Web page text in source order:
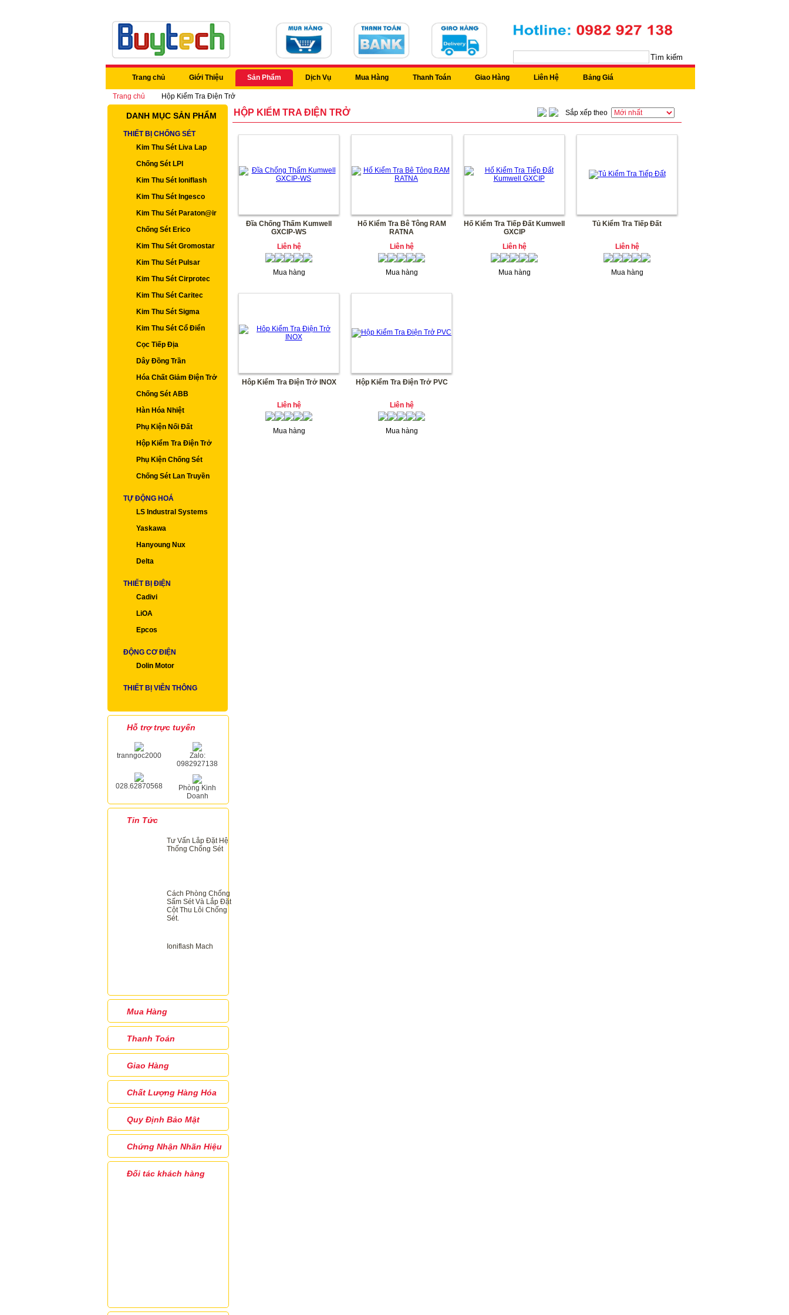
Tìm kiếm
Trang chủ Giới Thiệu Sản Phẩm Dịch Vụ Mua Hàng Thanh Toán Giao Hàng Liên Hệ Bảng Giá
Trang chủ Hộp Kiểm Tra Điện Trở
DANH MỤC SẢN PHẨM
THIẾT BỊ CHỐNG SÉT
Kim Thu Sét Liva Lap
Chống Sét LPI
Kim Thu Sét Ioniflash
Kim Thu Sét Ingesco
Kim Thu Sét Paraton@ir
Chống Sét Erico
Kim Thu Sét Gromostar
Kim Thu Sét Pulsar
Kim Thu Sét Cirprotec
Kim Thu Sét Caritec
Kim Thu Sét Sigma
Kim Thu Sét Cổ Điển
Cọc Tiếp Địa
Dây Đồng Trần
Hóa Chất Giảm Điện Trở
Chống Sét ABB
Hàn Hóa Nhiệt
Phụ Kiện Nối Đất
Hộp Kiểm Tra Điện Trở
Phụ Kiện Chống Sét
Chống Sét Lan Truyền
TỰ ĐỘNG HOÁ
LS Industral Systems
Yaskawa
Hanyoung Nux
Delta
THIẾT BỊ ĐIỆN
Cadivi
LiOA
Epcos
ĐỘNG CƠ ĐIỆN
Dolin Motor
THIẾT BỊ VIỄN THÔNG
Hỗ trợ trực tuyến
tranngoc2000
Zalo:
0982927138
028.62870568
Phòng Kinh
Doanh
Tin Tức
Tư Vấn Lắp Đặt Hệ
Thống Chống Sét
Cách Phòng Chống
Sấm Sét Và Lắp Đặt
Cột Thu Lôi Chống
Sét.
Ioniflash Mach
Mua Hàng
Thanh Toán
Giao Hàng
Chất Lượng Hàng Hóa
Quy Định Bảo Mật
Chứng Nhận Nhãn Hiệu
Đối tác khách hàng
HỘP KIỂM TRA ĐIỆN TRỞ Sắp xếp theo
Đĩa Chống Thấm Kumwell
GXCIP-WS
Liên hệ
Mua hàng
Hố Kiểm Tra Bê Tông RAM
RATNA
Liên hệ
Mua hàng
Hố Kiểm Tra Tiếp Đất Kumwell
GXCIP
Liên hệ
Mua hàng
Tủ Kiểm Tra Tiếp Đất
Liên hệ
Mua hàng
Hôp Kiểm Tra Điện Trở INOX
Liên hệ
Mua hàng
Hộp Kiểm Tra Điện Trở PVC
Liên hệ
Mua hàng